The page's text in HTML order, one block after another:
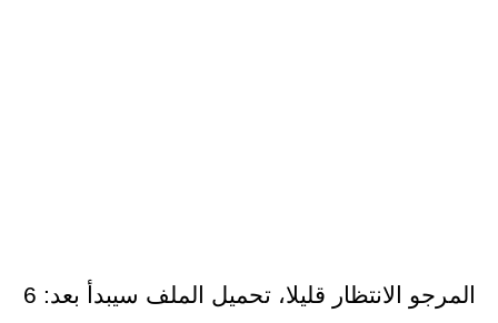
المرجو الانتظار قليلا، تحميل الملف سيبدأ بعد: 6